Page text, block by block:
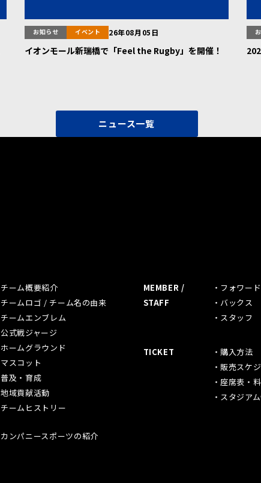
お知らせ イベント 26年08月05日
イオンモール新瑞橋で「Feel the Rugby」を開催！
ニュース一覧
チーム概要紹介
チームロゴ / チーム名の由来
チームエンブレム
公式戦ジャージ
ホームグラウンド
マスコット
普及・育成
地域貢献活動
チームヒストリー
カンパニースポーツの紹介
MEMBER /
STAFF
フォワード
バックス
スタッフ
TICKET
購入方法
販売スケ
座席表・
スタジア